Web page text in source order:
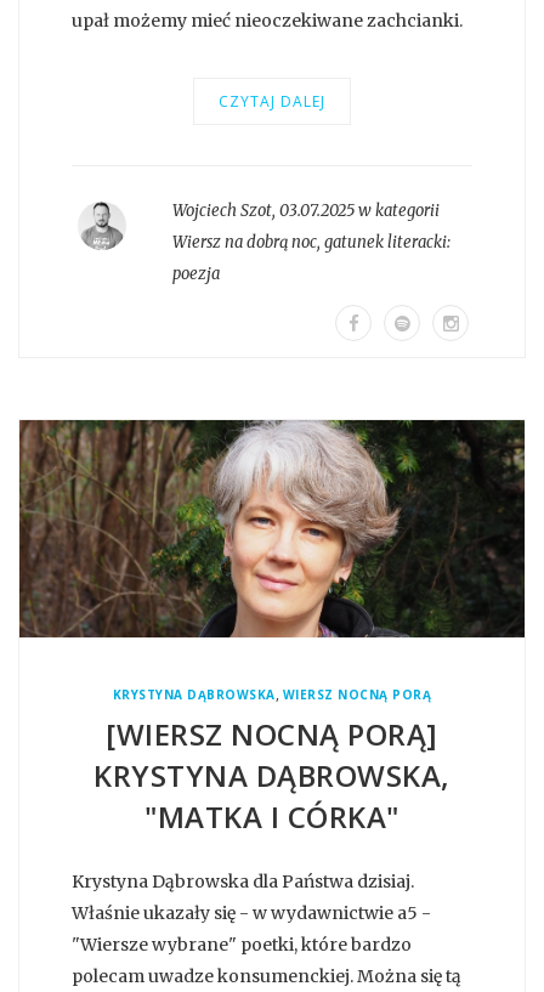
upał możemy mieć nieoczekiwane zachcianki.
CZYTAJ DALEJ
Wojciech Szot, 03.07.2025 w kategorii
Wiersz na dobrą noc, gatunek literacki:
poezja
KRYSTYNA DĄBROWSKA, WIERSZ NOCNĄ PORĄ
[WIERSZ NOCNĄ PORĄ]
KRYSTYNA DĄBROWSKA,
"MATKA I CÓRKA"
Krystyna Dąbrowska dla Państwa dzisiaj.
Właśnie ukazały się - w wydawnictwie a5 -
"Wiersze wybrane" poetki, które bardzo
polecam uwadze konsumenckiej. Można się tą